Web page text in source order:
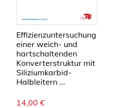
Effizienzuntersuchung
einer weich- und
hartschaltenden
Konverterstruktur mit
Siliziumkarbid-
Halbleitern ...
14,00 €